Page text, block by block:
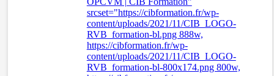
srcset="https://cibformation.fr/wp-
content/uploads/2021/11/CIB_LOGO-
RVB_formation-bl.png 888w,
https://cibformation.fr/wp-
content/uploads/2021/11/CIB_LOGO-
RVB_formation-bl-800x174.png 800w,